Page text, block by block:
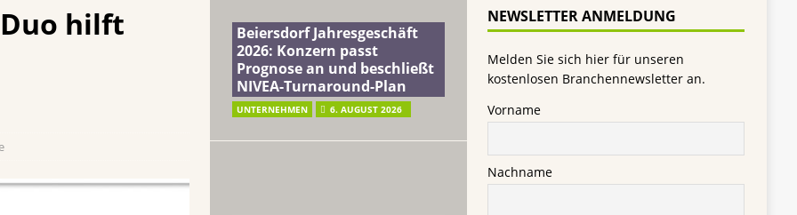
fördert ehrenamtliches Engagement der Mitarbeitenden in
Unternehmen gehört weltweit zu den Pionieren bei der
hilft
Beiersdorf Jahresgeschäft
2026: Konzern passt
Prognose an und beschließt
NIVEA-Turnaround-Plan
UNTERNEHMEN 6. AUGUST 2026
NEWSLETTER ANMELDUNG
Melden Sie sich hier für unseren
kostenlosen Branchennewsletter an.
Vorname
Nachname